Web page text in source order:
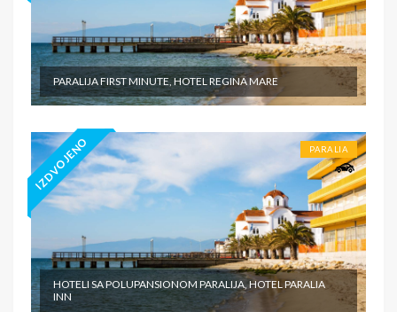
PARALIJA FIRST MINUTE, HOTEL REGINA MARE
IZDVOJENO PARALIA
HOTELI SA POLUPANSIONOM PARALIJA, HOTEL PARALIA
INN